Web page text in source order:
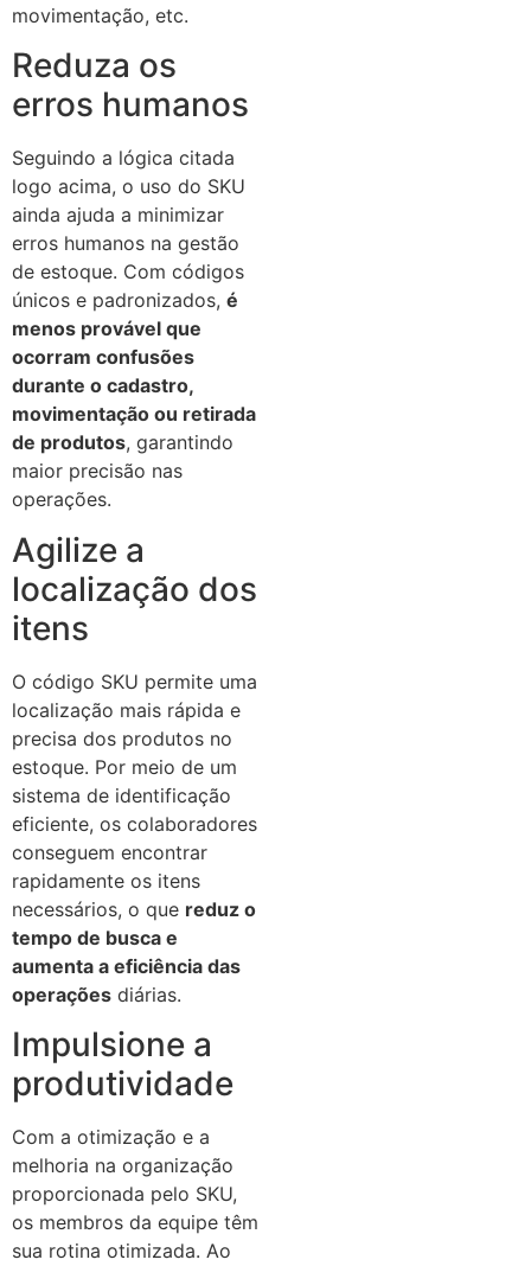
movimentação, etc.
Reduza os
erros humanos
Seguindo a lógica citada
logo acima, o uso do SKU
ainda ajuda a minimizar
erros humanos na gestão
de estoque. Com códigos
únicos e padronizados, é
menos provável que
ocorram confusões
durante o cadastro,
movimentação ou retirada
de produtos, garantindo
maior precisão nas
operações.
Agilize a
localização dos
itens
O código SKU permite uma
localização mais rápida e
precisa dos produtos no
estoque. Por meio de um
sistema de identificação
eficiente, os colaboradores
conseguem encontrar
rapidamente os itens
necessários, o que reduz o
tempo de busca e
aumenta a eficiência das
operações diárias.
Impulsione a
produtividade
Com a otimização e a
melhoria na organização
proporcionada pelo SKU,
os membros da equipe têm
sua rotina otimizada. Ao